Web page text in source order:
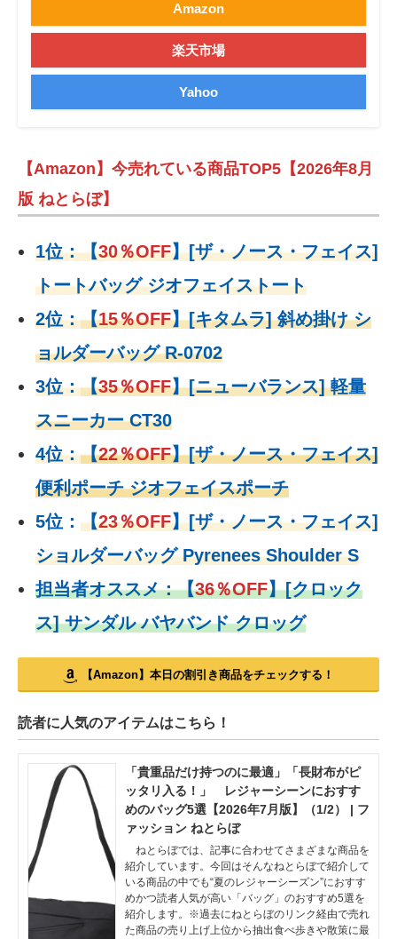
Amazon
楽天市場
Yahoo
【Amazon】今売れている商品TOP5【2026年8月
版 ねとらぼ】
1位：【30％OFF】[ザ・ノース・フェイス]
トートバッグ ジオフェイストート
2位：【15％OFF】[キタムラ] 斜め掛け シ
ョルダーバッグ R-0702
3位：【35％OFF】[ニューバランス] 軽量
スニーカー CT30
4位：【22％OFF】[ザ・ノース・フェイス]
便利ポーチ ジオフェイスポーチ
5位： 【23％OFF】[ザ・ノース・フェイス]
ショルダーバッグ Pyrenees Shoulder S
担当者オススメ：【36％OFF】[クロック
ス] サンダル バヤバンド クロッグ
【Amazon】本日の割引き商品をチェックする！
読者に人気のアイテムはこちら！
「貴重品だけ持つのに最適」「長財布がピ
ッタリ入る！」 レジャーシーンにおすす
めのバッグ5選【2026年7月版】（1/2） | フ
ァッション ねとらぼ
ねとらぼでは、記事に合わせてさまざまな商品を
紹介しています。今回はそんなねとらぼで紹介して
いる商品の中でも“夏のレジャーシーズン”におすす
めかつ読者人気が高い「バッグ」のおすすめ5選を
紹介します。※過去にねとらぼのリンク経由で売れ
た商品の売り上げ上位から抽出食べ歩きや散策に最